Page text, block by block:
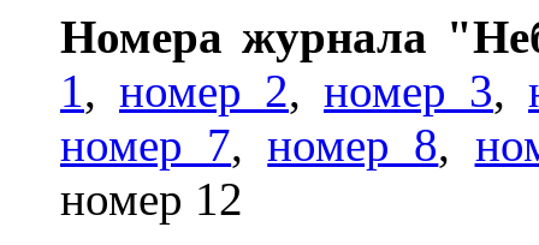
Номера журнала
1, номер 2, номер 3,
номер 7,номер 8,
номер 12